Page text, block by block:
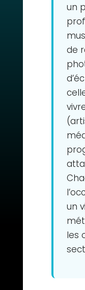
un
de
un
les